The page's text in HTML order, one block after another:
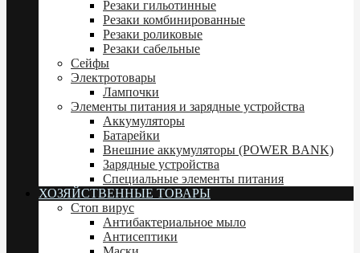
Резаки гильотинные
Резаки комбинированные
Резаки роликовые
Резаки сабельные
Сейфы
Электротовары
Лампочки
Элементы питания и зарядные устройства
Аккумуляторы
Батарейки
Внешние аккумуляторы (POWER BANK)
Зарядные устройства
Специальные элементы питания
ХОЗЯЙСТВЕННЫЕ ТОВАРЫ
Стоп вирус
Антибактериальное мыло
Антисептики